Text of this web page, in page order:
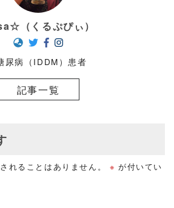
（くるぷぴぃ）
病（IDDM）患者
記事一覧
れることはありません。 ※ が付いてい